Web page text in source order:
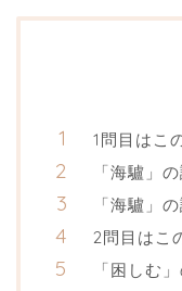
1問目はこ
「海驢」
「海驢」
2問目はこ
「困しむ